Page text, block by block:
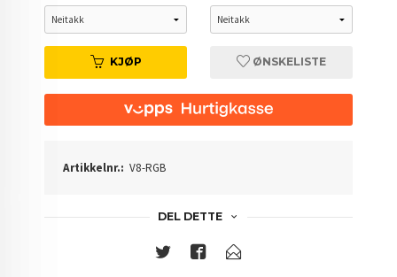
KJØP ØNSKELISTE
Artikkelnr.: V8-RGB
DEL DETTE